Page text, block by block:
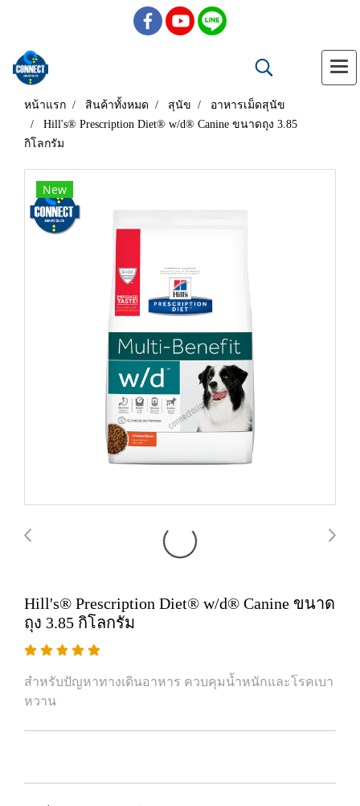
หน้าแรก สินค้าทั้งหมด สุนัข
อาหารเม็ดสุนัข
Hill's® Prescription Diet® w/d® Canine ขนาดถุง 3.85
กิโลกรัม
New
Hill's® Prescription Diet® w/d® Canine ขนาด
ถุง 3.85 กิโลกรัม
สำหรับปัญหาทางเดินอาหาร ควบคุมน้ำหนักและโรคเบา
หวาน